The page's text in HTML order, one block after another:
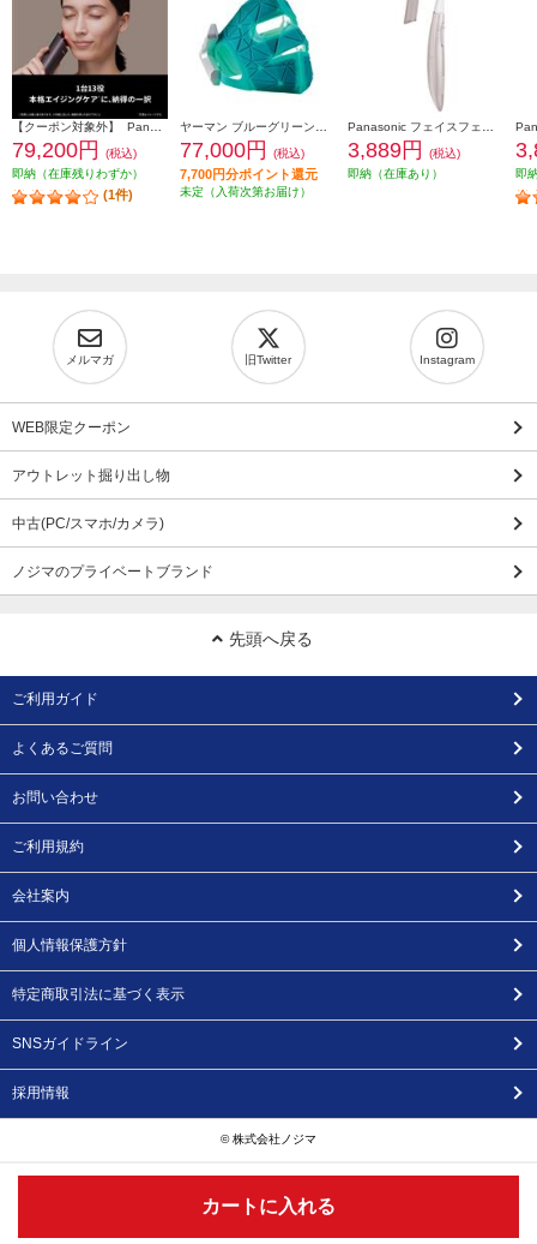
カートに入れる
【クーポン対象外】 Panasonic バイタリフト RF EX ブラウン EH-SR86-T
79,200円
(税込)
即納（在庫残りわずか）
(1件)
ヤーマン ブルーグリーンマスクリフト YJMF4L
77,000円 (税込)
7,700円分ポイント還元
未定（入荷次第お届け）
Panasonic フェイスフェリエ[乾電池式/密着スイングヘッド/ピンク] ES-WF63-P
3,889円
(税込)
即納（在庫あり）
即
メルマガ 旧Twitter Instagram
WEB限定クーポン
アウトレット掘り出し物
中古(PC/スマホ/カメラ)
ノジマのプライベートブランド
先頭へ戻る
ご利用ガイド
よくあるご質問
お問い合わせ
ご利用規約
会社案内
個人情報保護方針
特定商取引法に基づく表示
SNSガイドライン
採用情報
© 株式会社ノジマ